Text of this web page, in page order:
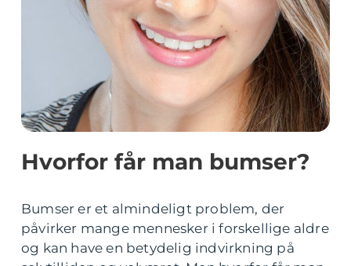
Hvorfor får man bumser?
Bumser er et almindeligt problem, der
påvirker mange mennesker i forskellige aldre
og kan have en betydelig indvirkning på